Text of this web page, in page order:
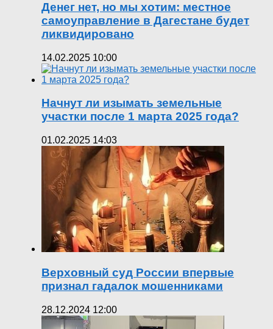
Денег нет, но мы хотим: местное
самоуправление в Дагестане будет
ликвидировано
14.02.2025 10:00
Начнут ли изымать земельные
участки после 1 марта 2025 года?
01.02.2025 14:03
Верховный суд России впервые
признал гадалок мошенниками
28.12.2024 12:00